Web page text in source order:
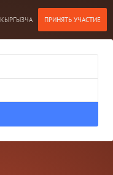
КЫРГЫЗЧА